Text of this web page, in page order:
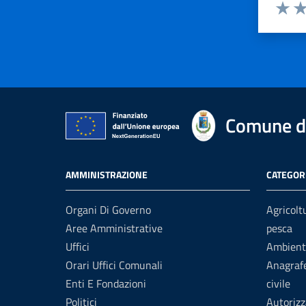
Comune
AMMINISTRAZIONE
Organi Di Governo
Aree Amministrative
Uffici
Orari Uffici Comunali
Enti E Fondazioni
Politici
pesca
civile